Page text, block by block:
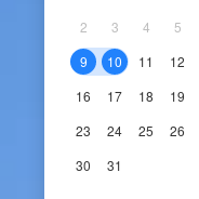
2
3 4 5
9
10 11 12
16
17 18 19
23
24 25 26
30
31